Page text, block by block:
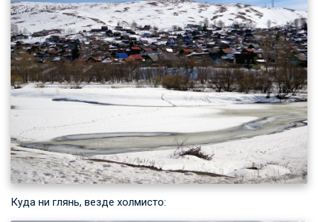
Куда ни глянь, везде холмисто: